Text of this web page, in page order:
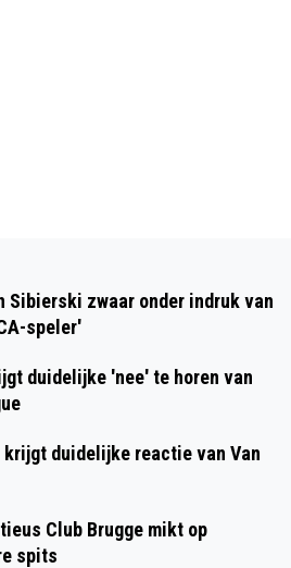
Sibierski zwaar onder indruk van
speler'
duidelijke 'nee' te horen van
krijgt duidelijke reactie van Van
Club Brugge mikt op
spits